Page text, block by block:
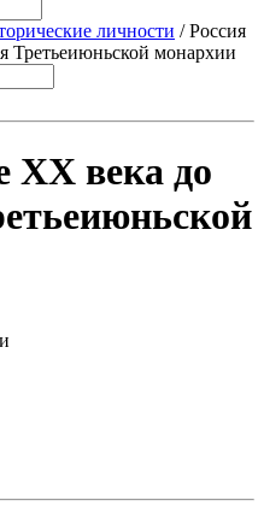
личности / Россия
Третьеиюньской монархии
XX века до